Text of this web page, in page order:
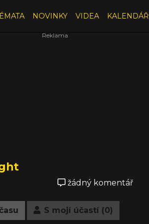
NOVINKY VIDEA KALENDÁŘ
žádný komentář
S mojí účastí (0)